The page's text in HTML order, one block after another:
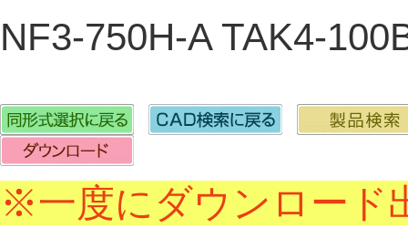
NF3-750H-A TAK4-
※一度にダウンロード